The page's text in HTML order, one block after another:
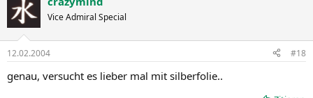
Vice Admiral Special
12.02.2004 #18
genau, versucht es lieber mal mit silberfolie..